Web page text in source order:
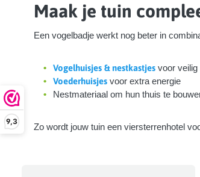
9,3
Maak je tuin
Een vogelbadje werkt nog beter in
Vogelhuisjes & nestkastjes voor veilig
Voederhuisjes voor extra energie
Nestmateriaal om hun thuis te
Zo wordt jouw tuin een viersterrenhotel